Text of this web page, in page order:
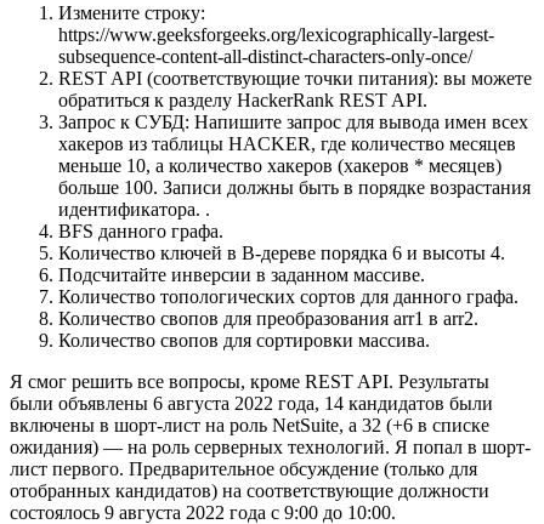
Измените строку:
https://www.geeksforgeeks.org/lexicographically-largest-
subsequence-content-all-distinct-characters-only-once/
REST API (соответствующие точки питания): вы можете
обратиться к разделу HackerRank REST API.
Запрос к СУБД: Напишите запрос для вывода имен всех
хакеров из таблицы HACKER, где количество месяцев
меньше 10, а количество хакеров (хакеров * месяцев)
больше 100. Записи должны быть в порядке возрастания
идентификатора. .
BFS данного графа.
Количество ключей в B-дереве порядка 6 и высоты 4.
Подсчитайте инверсии в заданном массиве.
Количество топологических сортов для данного графа.
Количество свопов для преобразования arr1 в arr2.
Количество свопов для сортировки массива.
Я смог решить все вопросы, кроме REST API. Результаты
были объявлены 6 августа 2022 года, 14 кандидатов были
включены в шорт-лист на роль NetSuite, а 32 (+6 в списке
ожидания) — на роль серверных технологий. Я попал в шорт-
лист первого. Предварительное обсуждение (только для
отобранных кандидатов) на соответствующие должности
состоялось 9 августа 2022 года с 9:00 до 10:00.